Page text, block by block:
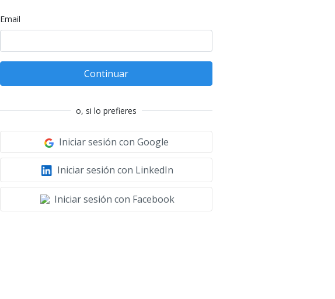
Email
Continuar
o, si lo prefieres
Iniciar sesión con Google
Iniciar sesión con LinkedIn
Iniciar sesión con Facebook